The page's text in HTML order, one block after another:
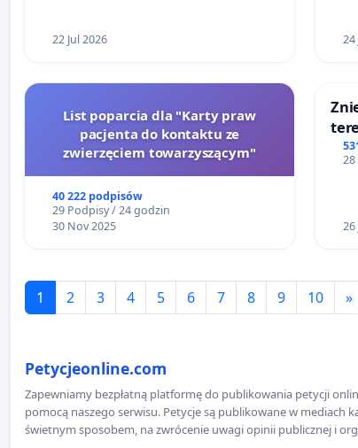
22 Jul 2026 24
List poparcia dla "Karty praw
pacjenta do kontaktu ze
zwierzęciem towarzyszącym"
40 222 podpisów
29 Podpisy / 24 godzin
30 Nov 2025
26
1 2 3 4 5 6 7 8 9 10 »
Petycjeonline.com
Zapewniamy bezpłatną platformę do publikowania petycji
pomocą naszego serwisu. Petycje są publikowane w mediach
świetnym sposobem, na zwrócenie uwagi opinii publicznej i